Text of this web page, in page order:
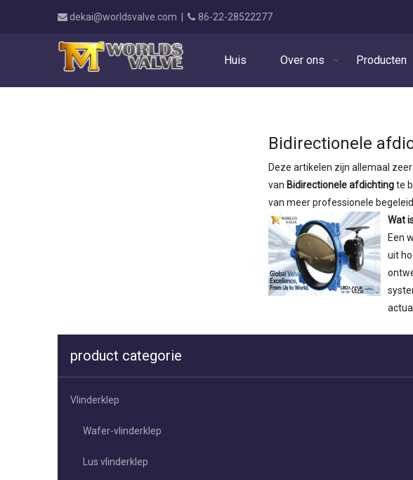
 dekai@worldsvalve.com  86-22-28522277
Huis Over ons Producten
Bidirectionele
Deze artikelen zijn allemaal
van Bidirectionele afdichtingte
van meer professionele
Wat
Een
uit
product categorie
Vlinderklep
Wafer-vlinderklep
Lus vlinderklep